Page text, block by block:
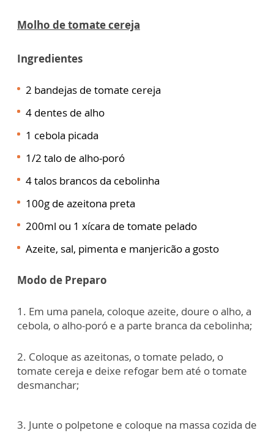
Molho de tomate cereja
Ingredientes
2 bandejas de tomate cereja
4 dentes de alho
1 cebola picada
1/2 talo de alho-poró
4 talos brancos da cebolinha
100g de azeitona preta
200ml ou 1 xícara de tomate pelado
Azeite, sal, pimenta e manjericão a gosto
Modo de Preparo
1. Em uma panela, coloque azeite, doure o alho, a
cebola, o alho-poró e a parte branca da cebolinha;
2. Coloque as azeitonas, o tomate pelado, o
tomate cereja e deixe refogar bem até o tomate
desmanchar;
3. Junte o polpetone e coloque na massa cozida de